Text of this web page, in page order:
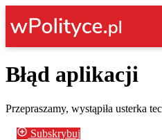
Błąd aplikacji
Przepraszamy, wystąpiła usterka
Subskrybuj